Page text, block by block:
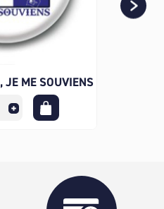
JE ME SOUVIENS